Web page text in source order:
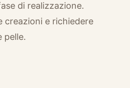
di realizzazione.
creazioni e richiedere
pelle.